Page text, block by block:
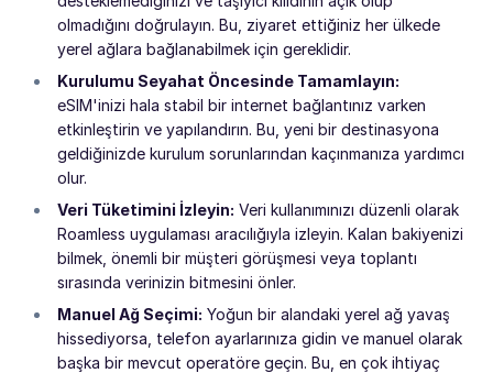
olmadığını doğrulayın. Bu, ziyaret ettiğiniz her ülkede
yerel ağlara bağlanabilmek için gereklidir.
Kurulumu Seyahat Öncesinde Tamamlayın:
eSIM'inizi hala stabil bir internet bağlantınız varken
etkinleştirin ve yapılandırın. Bu, yeni bir destinasyona
geldiğinizde kurulum sorunlarından kaçınmanıza yardımcı
olur.
Veri Tüketimini İzleyin: Veri kullanımınızı düzenli olarak
Roamless uygulaması aracılığıyla izleyin. Kalan bakiyenizi
bilmek, önemli bir müşteri görüşmesi veya toplantı
sırasında verinizin bitmesini önler.
Manuel Ağ Seçimi: Yoğun bir alandaki yerel ağ yavaş
hissediyorsa, telefon ayarlarınıza gidin ve manuel olarak
başka bir mevcut operatöre geçin. Bu, en çok ihtiyaç